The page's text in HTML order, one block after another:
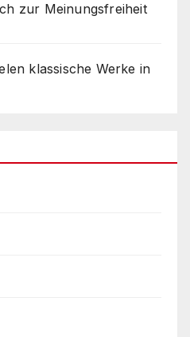
zur Meinungsfreiheit
klassische Werke in